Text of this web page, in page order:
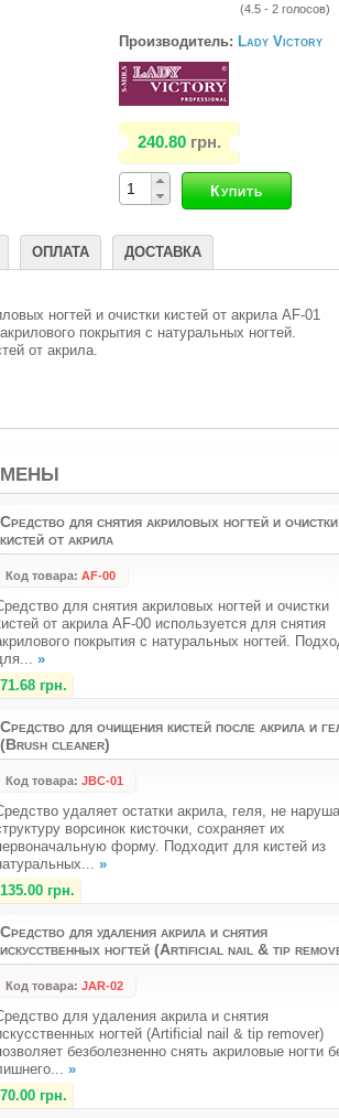
(4.5 - 2 голосов)
Производитель: Lady Victory
240.80 грн.
ОПЛАТА ДОСТАВКА
ногтей и очистки кистей от акрила AF-01
покрытия с натуральных ногтей.
от акрила.
Средство для снятия акриловых ногтей и очистки
кистей от акрила
Код товара: AF-00
для снятия акриловых ногтей и очистки
от акрила AF-00 используется для снятия
покрытия с натуральных ногтей.
»
71.68 грн.
Средство для очищения кистей после акрила и
(Brush cleaner)
Код товара: JBC-01
удаляет остатки акрила, геля, не
ворсинок кисточки, сохраняет их
форму. Подходит для кистей из
»
135.00 грн.
Средство для удаления акрила и снятия
искусственных ногтей (Artificial nail & tip
Код товара: JAR-02
для удаления акрила и снятия
ногтей (Artificial nail & tip remover)
безболезненно снять акриловые ногти
»
70.00 грн.